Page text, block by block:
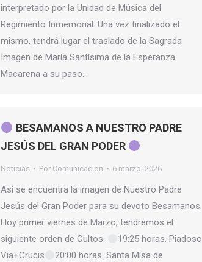
interpretado por la Unidad de Música del
Regimiento Inmemorial. Una vez finalizado el
mismo, tendrá lugar el traslado de la Sagrada
Imagen de María Santísima de la Esperanza
Macarena a su paso…
BESAMANOS A NUESTRO PADRE
JESÚS DEL GRAN PODER
Noticias Por Comunicacion 6 marzo, 2026
Así se encuentra la imagen de Nuestro Padre
Jesús del Gran Poder para su devoto Besamanos.
Hoy primer viernes de Marzo, tendremos el
siguiente orden de Cultos.
19:25 horas. Piadoso
Via+Crucis
20:00 horas. Santa Misa de